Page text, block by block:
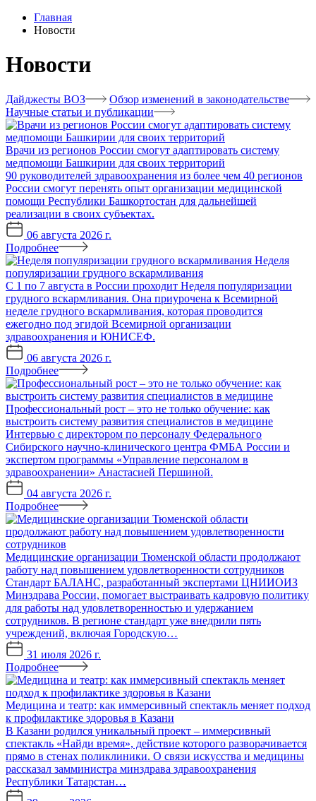
Главная
Новости
Новости
Дайджесты ВОЗ
Обзор изменений в законодательстве
Научные статьи и публикации
Врачи из регионов России смогут адаптировать систему
медпомощи Башкирии для своих территорий
90 руководителей здравоохранения из более чем 40 регионов
России смогут перенять опыт организации медицинской
помощи Республики Башкортостан для дальнейшей
реализации в своих субъектах.
06 августа 2026 г.
Подробнее
Неделя
популяризации грудного вскармливания
С 1 по 7 августа в России проходит Неделя популяризации
грудного вскармливания. Она приурочена к Всемирной
неделе грудного вскармливания, которая проводится
ежегодно под эгидой Всемирной организации
здравоохранения и ЮНИСЕФ.
06 августа 2026 г.
Подробнее
Профессиональный рост – это не только обучение: как
выстроить систему развития специалистов в медицине
Интервью с директором по персоналу Федерального
Сибирского научно-клинического центра ФМБА России и
экспертом программы «Управление персоналом в
здравоохранении» Анастасией Першиной.
04 августа 2026 г.
Подробнее
Медицинские организации Тюменской области продолжают
работу над повышением удовлетворенности сотрудников
Стандарт БАЛАНС, разработанный экспертами ЦНИИОИЗ
Минздрава России, помогает выстраивать кадровую политику
для работы над удовлетворенностью и удержанием
сотрудников. В регионе стандарт уже внедрили пять
учреждений, включая Городскую…
31 июля 2026 г.
Подробнее
Медицина и театр: как иммерсивный спектакль меняет подход
к профилактике здоровья в Казани
В Казани родился уникальный проект – иммерсивный
спектакль «Найди время», действие которого разворачивается
прямо в стенах поликлиники. О связи искусства и медицины
рассказал замминистра минздрава здравоохранения
Республики Татарстан…